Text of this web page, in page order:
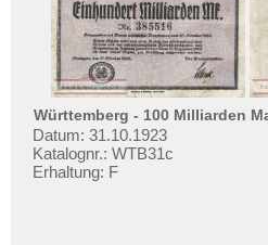
Württemberg - 100 Milliarden
Datum: 31.10.1923
Katalognr.: WTB31c
Erhaltung: F